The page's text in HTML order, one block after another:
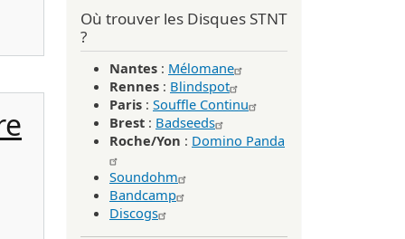
Où trouver les Disques STNT
?
Nantes : Mélomane
Rennes : Blindspot
Paris : Souffle Continu
Brest : Badseeds
Roche/Yon : Domino Panda
Soundohm
Bandcamp
Discogs